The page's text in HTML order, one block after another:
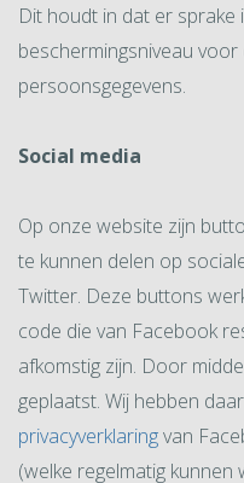
Dit houdt in dat er sprake
beschermingsniveau
persoonsgegevens.
Social media
Op onze website zijn
te kunnen delen op
Twitter. Deze buttons
code die van Facebook
afkomstig zijn. Door
geplaatst. Wij hebben
privacyverklaringvan
(welke regelmatig